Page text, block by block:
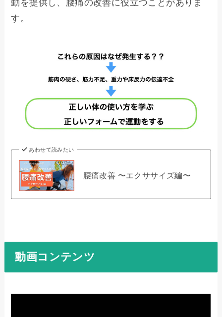
動を提供し、腰痛の改善に役立つことがありま
す。
あわせて読みたい
腰痛改善 〜エクササイズ編〜
動画コンテンツ